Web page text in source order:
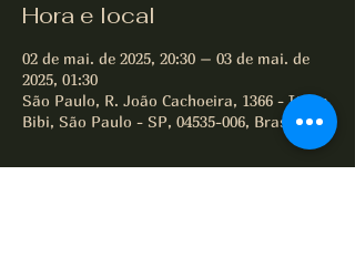
Hora e local
02 de mai. de 2025, 20:30 – 03 de mai. de
2025, 01:30
São Paulo, R. João Cachoeira, 1366 - Itaim
Bibi, São Paulo - SP, 04535-006, Brasil